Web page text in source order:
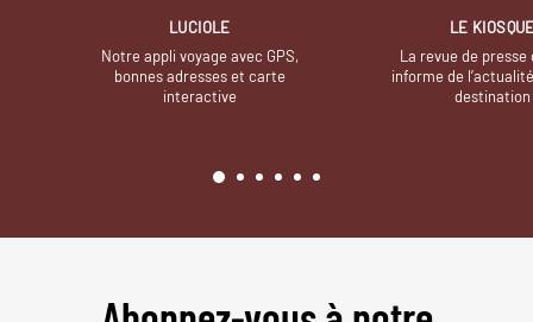
LUCIOLE
Notre appli voyage avec GPS,
bonnes adresses et carte
interactive
LE
La revue de presse
informe de
destination